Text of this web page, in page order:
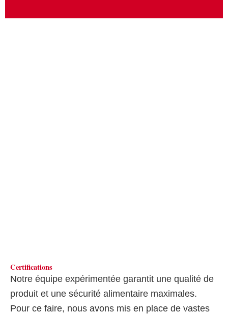
Certifications
Notre équipe expérimentée garantit une qualité de
produit et une sécurité alimentaire maximales.
Pour ce faire, nous avons mis en place de vastes